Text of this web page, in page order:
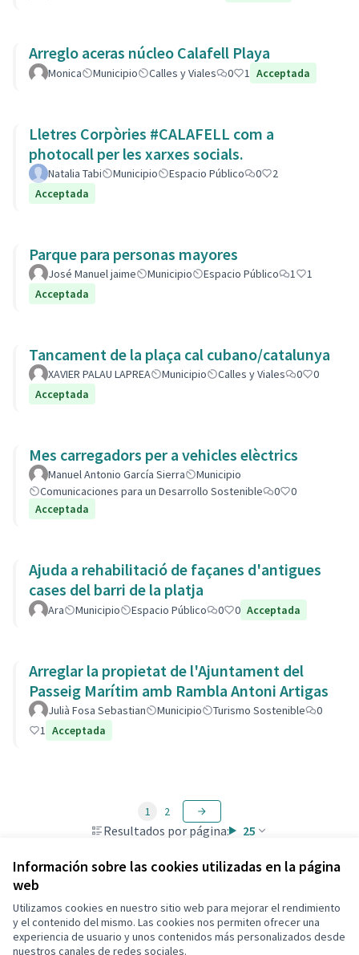
Información sobre las cookies utilizadas en la página
web
Utilizamos cookies en nuestro sitio web para mejorar el rendimiento
y el contenido del mismo. Las cookies nos permiten ofrecer una
experiencia de usuario y unos contenidos más personalizados desde
nuestros canales de redes sociales.
Arreglo aceras núcleo Calafell Playa
Monica Municipio Calles y Viales 0 1 Acceptada
Lletres Corpòries #CALAFELL com a
photocall per les xarxes socials.
Natalia Tabi Municipio Espacio Público 0
2
Acceptada
Parque para personas mayores
José Manuel jaime Municipio Espacio Público 1
1
Acceptada
Tancament de la plaça cal cubano/catalunya
XAVIER PALAU LAPREA Municipio Calles y Viales 0
0
Acceptada
Mes carregadors per a vehicles elèctrics
Manuel Antonio García Sierra
Municipio
Comunicaciones para un Desarrollo Sostenible
0
0
Acceptada
Ajuda a rehabilitació de façanes d'antigues
cases del barri de la platja
Ara Municipio Espacio Público 0 0 Acceptada
Arreglar la propietat de l'Ajuntament del
Passeig Marítim amb Rambla Antoni Artigas
Julià Fosa Sebastian Municipio Turismo Sostenible
0
1 Acceptada
Resultados por página: 25
1 2
Términos y condiciones de uso
Configuración de cookies
Decidim Calafell en X
Decidim Calafell en Facebook
Decidim Calafell en YouTube
Decidim Calafell en GitHub